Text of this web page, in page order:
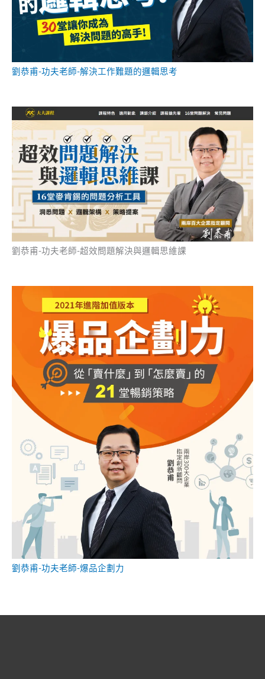
劉恭甫-功夫老師-解決工作難題的邏輯思考
劉恭甫-功夫老師-超效問題解決與邏輯思維課
劉恭甫-功夫老師-爆品企劃力